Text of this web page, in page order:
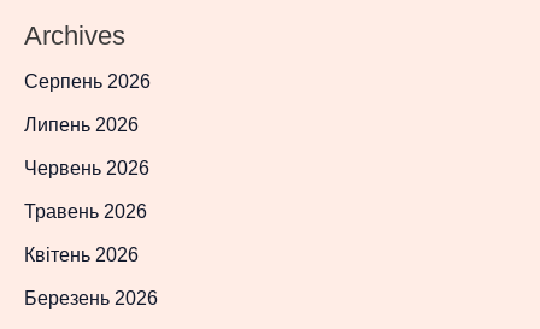
Archives
Серпень 2026
Липень 2026
Червень 2026
Травень 2026
Квітень 2026
Березень 2026